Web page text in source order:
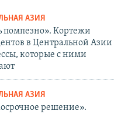
АЗИЯ
помпезно». Кортежи
в Центральной Азии
которые с ними
АЗИЯ
решение».